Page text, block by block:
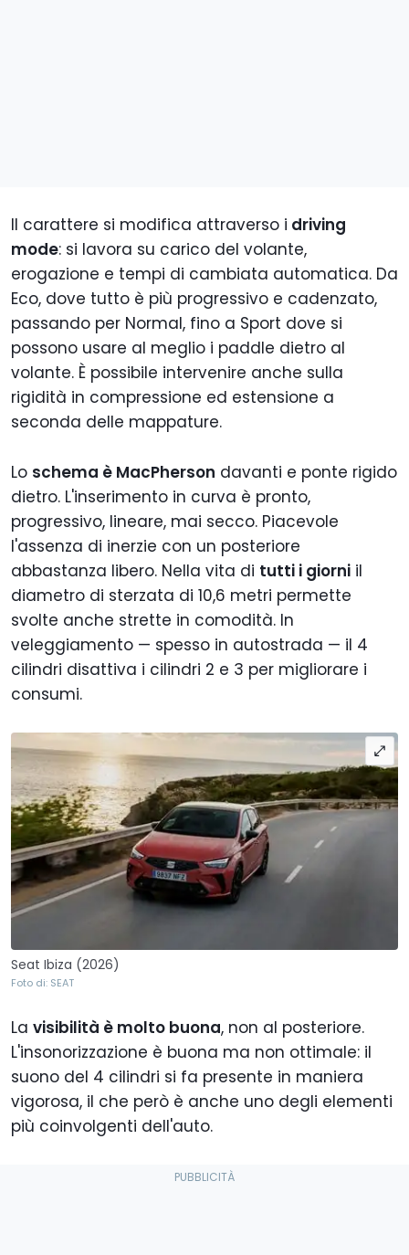
Il carattere si modifica attraverso i driving
mode: si lavora su carico del volante,
erogazione e tempi di cambiata automatica. Da
Eco, dove tutto è più progressivo e cadenzato,
passando per Normal, fino a Sport dove si
possono usare al meglio i paddle dietro al
volante. È possibile intervenire anche sulla
rigidità in compressione ed estensione a
seconda delle mappature.
Lo schema è MacPherson davanti e ponte rigido
dietro. L'inserimento in curva è pronto,
progressivo, lineare, mai secco. Piacevole
l'assenza di inerzie con un posteriore
abbastanza libero. Nella vita di tutti i giorni il
diametro di sterzata di 10,6 metri permette
svolte anche strette in comodità. In
veleggiamento — spesso in autostrada — il 4
cilindri disattiva i cilindri 2 e 3 per migliorare i
consumi.
Seat Ibiza (2026)
Foto di: SEAT
La visibilità è molto buona, non al posteriore.
L'insonorizzazione è buona ma non ottimale: il
suono del 4 cilindri si fa presente in maniera
vigorosa, il che però è anche uno degli elementi
più coinvolgenti dell'auto.